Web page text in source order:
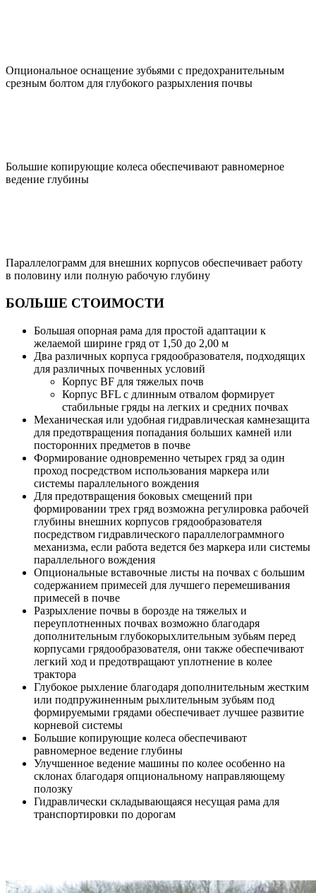
Опциональное оснащение зубьями с предохранительным
срезным болтом для глубокого разрыхления почвы
Большие копирующие колеса обеспечивают равномерное
ведение глубины
Параллелограмм для внешних корпусов обеспечивает работу
в половину или полную рабочую глубину
БОЛЬШЕ СТОИМОСТИ
Большая опорная рама для простой адаптации к
желаемой ширине гряд от 1,50 до 2,00 м
Два различных корпуса грядообразователя, подходящих
для различных почвенных условий
Корпус BF для тяжелых почв
Корпус BFL с длинным отвалом формирует
стабильные гряды на легких и средних почвах
Механическая или удобная гидравлическая камнезащита
для предотвращения попадания больших камней или
посторонних предметов в почве
Формирование одновременно четырех гряд за один
проход посредством использования маркера или
системы параллельного вождения
Для предотвращения боковых смещений при
формировании трех гряд возможна регулировка рабочей
глубины внешних корпусов грядообразователя
посредством гидравлического параллелограммного
механизма, если работа ведется без маркера или системы
параллельного вождения
Опциональные вставочные листы на почвах с большим
содержанием примесей для лучшего перемешивания
примесей в почве
Разрыхление почвы в борозде на тяжелых и
переуплотненных почвах возможно благодаря
дополнительным глубокорыхлительным зубьям перед
корпусами грядообразователя, они также обеспечивают
легкий ход и предотвращают уплотнение в колее
трактора
Глубокое рыхление благодаря дополнительным жестким
или подпружиненным рыхлительным зубьям под
формируемыми грядами обеспечивает лучшее развитие
корневой системы
Большие копирующие колеса обеспечивают
равномерное ведение глубины
Улучшенное ведение машины по колее особенно на
склонах благодаря опциональному направляющему
полозку
Гидравлически складывающаяся несущая рама для
транспортировки по дорогам